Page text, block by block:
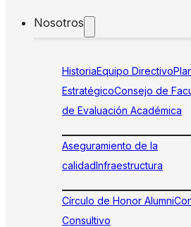
Nosotros
HistoriaEquipo Directivo
EstratégicoConsejo de
de Evaluación Académica
Aseguramiento de la
calidadInfraestructura
Círculo de Honor Alumni
Consultivo